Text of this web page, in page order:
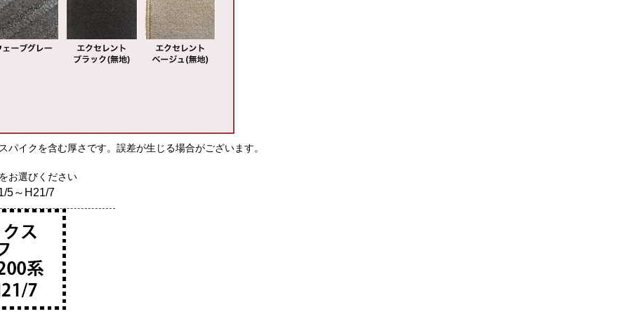
パイクを含む厚さです。誤差が生じる場合がございます。
お選びください
5～H21/7